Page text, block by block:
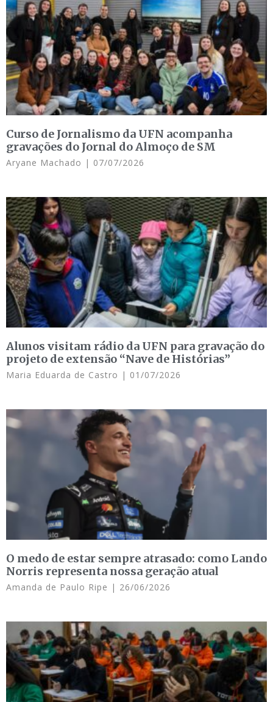
Curso de Jornalismo da UFN acompanha
gravações do Jornal do Almoço de SM
Aryane Machado 07/07/2026
Alunos visitam rádio da UFN para gravação do
projeto de extensão “Nave de Histórias”
Maria Eduarda de Castro 01/07/2026
O medo de estar sempre atrasado: como Lando
Norris representa nossa geração atual
Amanda de Paulo Ripe 26/06/2026